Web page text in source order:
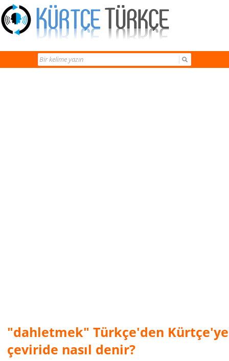
"dahletmek" Türkçe'den Kürtçe'ye
çeviride nasıl denir?